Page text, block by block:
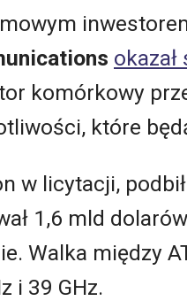
okazał
komórkowy
które
w licytacji,
1,6 mld
Walka między
i 39 GHz.